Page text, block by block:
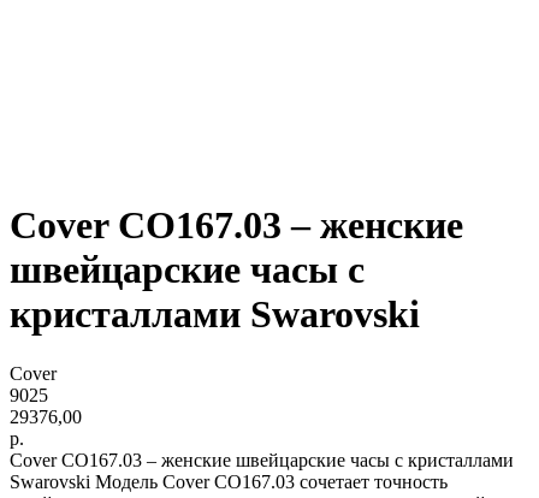
Cover CO167.03 – женские
швейцарские часы с
кристаллами Swarovski
Cover
9025
29376,00
р.
Cover CO167.03 – женские швейцарские часы с кристаллами
Swarovski Модель Cover CO167.03 сочетает точность